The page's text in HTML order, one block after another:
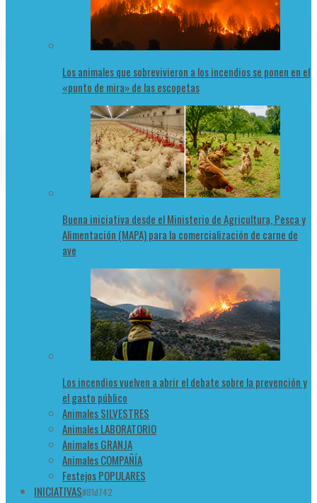
Los animales que sobrevivieron a los incendios se ponen en el
«punto de mira» de las escopetas
Buena iniciativa desde el Ministerio de Agricultura, Pesca y
Alimentación (MAPA) para la comercialización de carne de
ave
Los incendios vuelven a abrir el debate sobre la prevención y
el gasto público
Animales SILVESTRES
Animales LABORATORIO
Animales GRANJA
Animales COMPAÑÍA
Festejos POPULARES
INICIATIVAS#81d742